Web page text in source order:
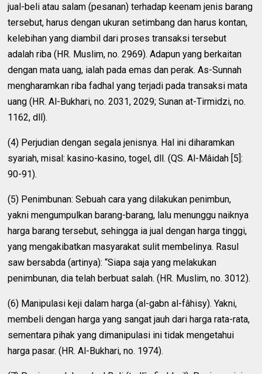
jual-beli atau salam (pesanan) terhadap keenam jenis barang
tersebut, harus dengan ukuran setimbang dan harus kontan,
kelebihan yang diambil dari proses transaksi tersebut
adalah riba (HR. Muslim, no. 2969). Adapun yang berkaitan
dengan mata uang, ialah pada emas dan perak. As-Sunnah
mengharamkan riba fadhal yang terjadi pada transaksi mata
uang (HR. Al-Bukhari, no. 2031, 2029; Sunan at-Tirmidzi, no.
1162, dll).
(4) Perjudian dengan segala jenisnya. Hal ini diharamkan
syariah, misal: kasino-kasino, togel, dll. (QS. Al-Mâidah [5]:
90-91).
(5) Penimbunan: Sebuah cara yang dilakukan penimbun,
yakni mengumpulkan barang-barang, lalu menunggu naiknya
harga barang tersebut, sehingga ia jual dengan harga tinggi,
yang mengakibatkan masyarakat sulit membelinya. Rasul
saw bersabda (artinya): “Siapa saja yang melakukan
penimbunan, dia telah berbuat salah. (HR. Muslim, no. 3012).
(6) Manipulasi keji dalam harga (al-gabn al-fâhisy). Yakni,
membeli dengan harga yang sangat jauh dari harga rata-rata,
sementara pihak yang dimanipulasi ini tidak mengetahui
harga pasar. (HR. Al-Bukhari, no. 1974).